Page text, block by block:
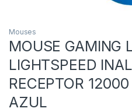
Mouses
MOUSE GAMING
LIGHTSPEED
RECEPTOR
AZUL